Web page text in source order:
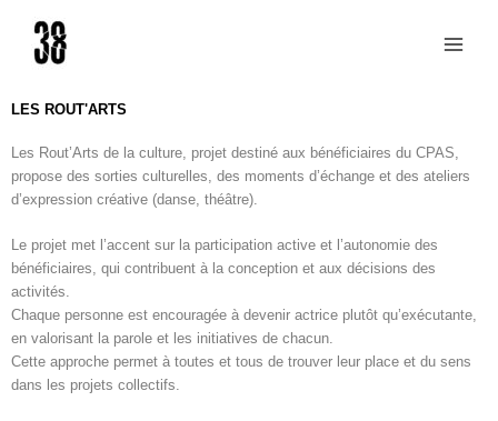
contenu
LES ROUT'ARTS
Les Rout’Arts de la culture, projet destiné aux bénéficiaires du CPAS,
propose des sorties culturelles, des moments d’échange et des ateliers
d’expression créative (danse, théâtre).
Le projet met l’accent sur la participation active et l’autonomie des
bénéficiaires, qui contribuent à la conception et aux décisions des
activités.
Chaque personne est encouragée à devenir actrice plutôt qu’exécutante,
en valorisant la parole et les initiatives de chacun.
Cette approche permet à toutes et tous de trouver leur place et du sens
dans les projets collectifs.